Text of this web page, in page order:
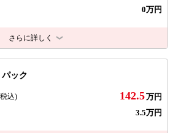
0万円
さらに詳しく
ック
込) 142.5万円
3.5万円